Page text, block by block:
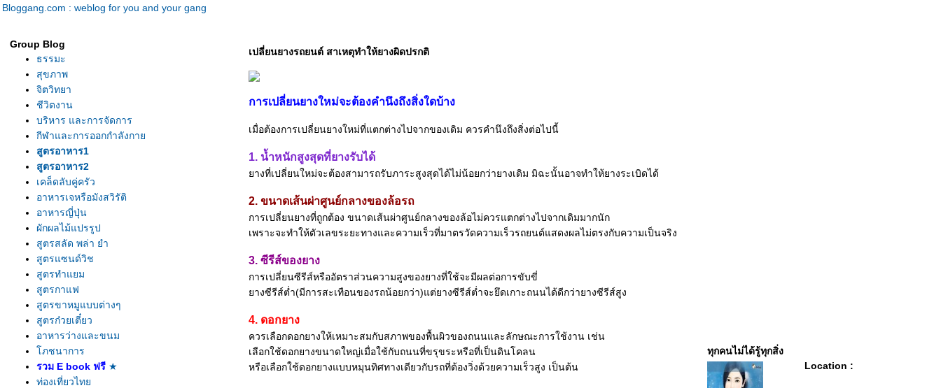
Bloggang.com : weblog for you and your gang
Group Blog
ธรรมะ
สุขภาพ
จิตวิทยา
ชีวิตงาน
บริหาร และการจัดการ
กีฬาและการออกกำลังกา
สูตรอาหาร1
สูตรอาหาร2
เคล็ดลับคู่ครัว
อาหารเจหรือมังสวิรัติ
อาหารญี่ปุ่น
ผักผลไม้แปรรูป
สูตรสลัด พล่า ยำ
สูตรแซนด์วิช
สูตรทำแยม
สูตรกาแฟ
สูตรขาหมูแบบต่างๆ
สูตรก๋วยเตี๋ยว
อาหารว่างและขนม
ภชนาการ
รวม E book ฟรี ★
ท่องเที่ยวไท
เปลี่ยนยางรถยนต์ สาเหตุทำให้ยางผิดปรกติ
การเปลี่ยนยางใหม่จะต้องคำนึงถึงสิ่งใดบ้าง
เมื่อต้องการเปลี่ยนยางใหม่ที่แตกต่างไปจากของเดิม ควรคำนึงถึงสิ่งต่อไปนี้
1. น้ำหนักสูงสุดที่ยางรับได้
างที่เปลี่ยนใหม่จะต้องสามารถรับภาระสูงสุดได้ไม่น้อยกว่ายางเดิม มิฉะนั้นอาจทำให้ยางระเบิดได้
2. ขนาดเส้นผ่าศูนย์กลางของล้อรถ
การเปลี่ยนยางที่ถูกต้อง ขนาดเส้นผ่าศูนย์กลางของล้อไม่ควรแตกต่างไปจากเดิมมากนัก
เพราะจะทำให้ตัวเลขระยะทางและความเร็วที่มาตรวัดความเร็วรถยนต์แสดงผลไม่ตรงกับความเป็นจริง
3. ซีรีส์ของยาง
การเปลี่ยนซีรีส์หรืออัตราส่วนความสูงของยางที่ใช้จะมีผลต่อการขับขี่
างซีรีส์ต่ำ(มีการสะเทือนของรถน้อยกว่า)แต่ยางซีรีส์ต่ำจะยึดเกาะถนนได้ดีกว่ายางซีรีส์สูง
4. ดอกยาง
ควรเลือกดอกยางให้เหมาะสมกับสภาพของพื้นผิวของถนนและลักษณะการใช้งาน เช่น
เลือกใช้ดอกยางขนาดใหญ่เมื่อใช้กับถนนที่ขรุขระหรือที่เป็นดินโคลน
หรือเลือกใช้ดอกยางแบบหมุนทิศทางเดียวกับรถที่ต้องวิ่งด้วยความเร็วสูง เป็นต้น
ทุกคนไม่ได้รู้ทุกสิ่ง
Location :